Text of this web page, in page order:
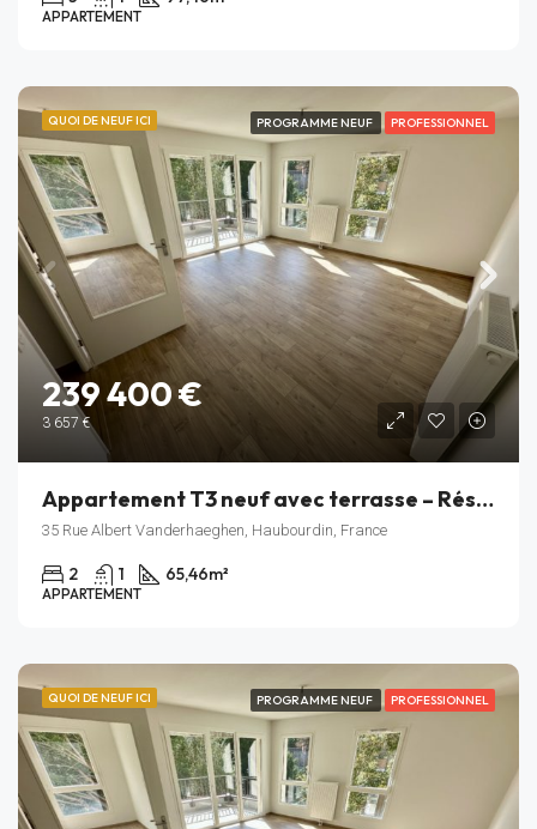
APPARTEMENT
QUOI DE NEUF ICI PROGRAMME NEUF PROFESSIONNEL
239 400 €
3 657 €
Appartement T3 neuf avec terrasse – Résidence Rive Gauche – Haubourdin – Lot C_305
35 Rue Albert Vanderhaeghen, Haubourdin, France
2 1 65,46m²
APPARTEMENT
QUOI DE NEUF ICI PROGRAMME NEUF PROFESSIONNEL